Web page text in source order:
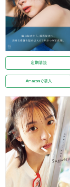
定期購読
Amazonで購入